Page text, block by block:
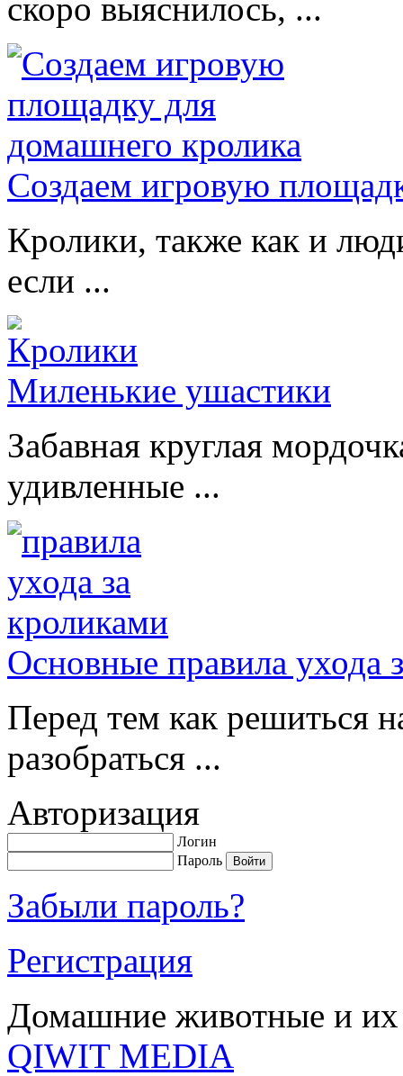
скоро выяснилось, ...
Создаем игровую
Кролики, также как и
если ...
Миленькие ушастики
Забавная круглая
удивленные ...
Основные правила ухода
Перед тем как решиться
разобраться ...
Авторизация
Логин
Пароль
Забыли пароль?
Регистрация
Домашние животные и их
QIWIT MEDIA